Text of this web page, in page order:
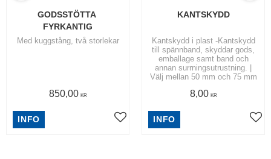
GODSSTÖTTA
FYRKANTIG
Med kuggstång, två storlekar
850,00 KR
INFO
KANTSKYDD
Kantskydd i plast -Kantskydd
till spännband, skyddar gods,
emballage samt band och
annan surrningsutrustning. |
Välj mellan 50 mm och 75 mm
8,00 KR
INFO